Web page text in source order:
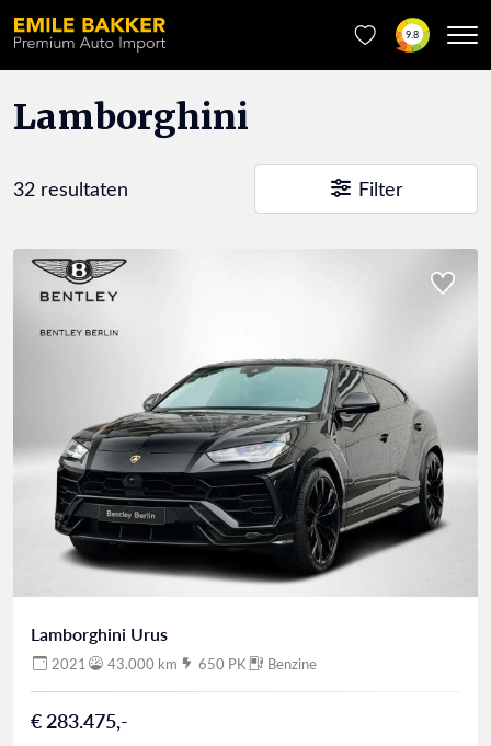
9.8
Lamborghini
32 resultaten Filter
Lamborghini Urus
2021 43.000 km 650 PK Benzine
€ 283.475,-